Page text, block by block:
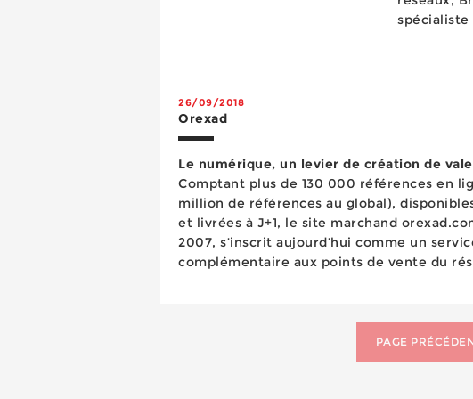
spécialiste
26/09/2018
Orexad
Le numérique, un levier de création de
Comptant plus de 130 000 références en
million de références au global),
et livrées à J+1, le site marchand
2007, s’inscrit aujourd’hui comme un
complémentaire aux points de vente du
PAGE